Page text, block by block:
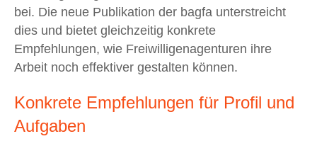
bei. Die neue Publikation der bagfa unterstreicht
dies und bietet gleichzeitig konkrete
Empfehlungen, wie Freiwilligenagenturen ihre
Arbeit noch effektiver gestalten können.
Konkrete Empfehlungen für Profil und
Aufgaben